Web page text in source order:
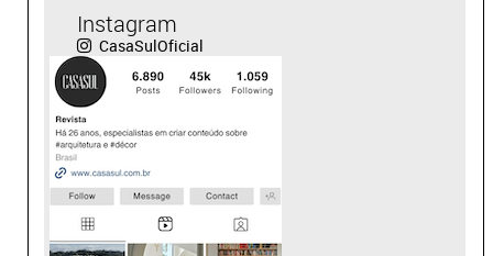
Instagram
CasaSulOficial